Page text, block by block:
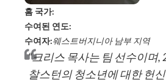
홈 국가:
수여된 연도:
수여자:웨스트버지니아 남부 지역
“크리스 목사는 팀 선수이며,
찰스턴의 청소년에 대한 헌